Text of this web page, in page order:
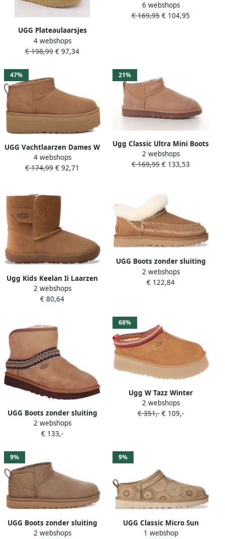
UGG Plateaulaarsjes
CLASSIC MINI DIPPER instap
boots winterlaarzen
4 webshops
€ 198,99 € 97,34
LOWMEL Midcut sneaker
veterschoen met
6 webshops
€ 169,95 € 104,95
47%
UGG Vachtlaarzen Dames W
Classic Ultra Mini Platform
Maat: 37 Materiaal: Suède
4 webshops
€ 174,99 € 92,71
21%
Ugg Classic Ultra Mini Boots
s​ Bruin- Bruin
2 webshops
€ 169,95 € 133,53
Ugg Kids Keelan Ii Laarzen
Voor Peuters Bruin
2 webshops
€ 80,64
UGG Boots zonder sluiting
CLASSIC ULTRA MINI
ALPINE huispantoffel mule
2 webshops
€ 122,84
UGG Boots zonder sluiting
CLASSIC MINI CRESCENT
winterlaarzen snowboots
2 webshops
€ 133,-
68%
Ugg W Tazz Winter
schoenen chestnut maat:
40 beschikbare maaten:37
2 webshops
€ 351,- € 109,-
9%
UGG Boots zonder sluiting
Classic Ultra Mini
2 webshops
9%
UGG Classic Micro Sun
Stitch leren enkellaarsjes
1 webshop